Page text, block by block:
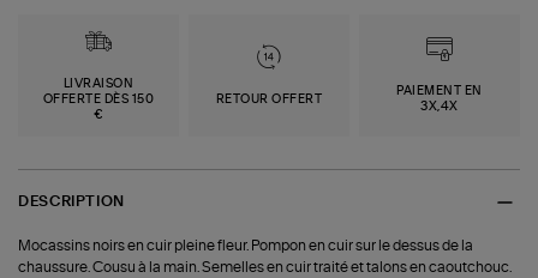
LIVRAISON
OFFERTE DÈS 150
€
RETOUR OFFERT
PAIEMENT EN
3X,4X
DESCRIPTION
Mocassins noirs en cuir pleine fleur. Pompon en cuir sur le dessus de la
chaussure. Cousu à la main. Semelles en cuir traité et talons en caoutchouc.